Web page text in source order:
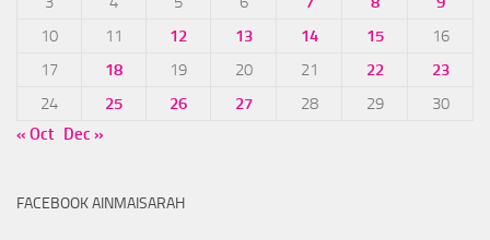
10
11 12 13 14 15
16
17
18 19 20 21 22
23
24
25 26 27 28 29
30
« Oct Dec »
FACEBOOK AINMAISARAH